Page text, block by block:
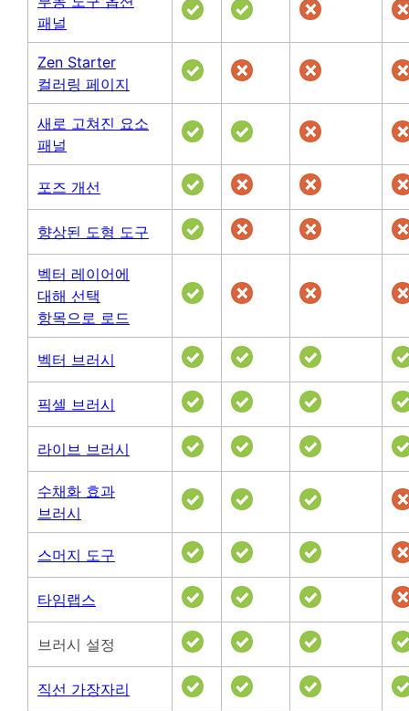
패널
Zen Starter
컬러링 페이지
새로 고쳐진 요소
패널
포즈 개선
향상된 도형 도구
벡터 레이어에
대해 선택
항목으로 로드
벡터 브러시
픽셀 브러시
라이브 브러시
수채화 효과
브러시
스머지 도구
타임랩스
브러시 설정
직선 가장자리